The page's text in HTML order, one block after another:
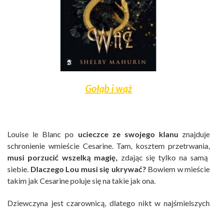
Gołąb i wąż
Louise le Blanc po ucieczce ze swojego klanu znajduje
schronienie wmieście Cesarine. Tam, kosztem przetrwania,
musi porzucić wszelką magię, zdając się tylko na samą
siebie. Dlaczego Lou musi się ukrywać? Bowiem w mieście
takim jak Cesarine poluje się na takie jak ona.
Dziewczyna jest czarownicą, dlatego nikt w najśmielszych